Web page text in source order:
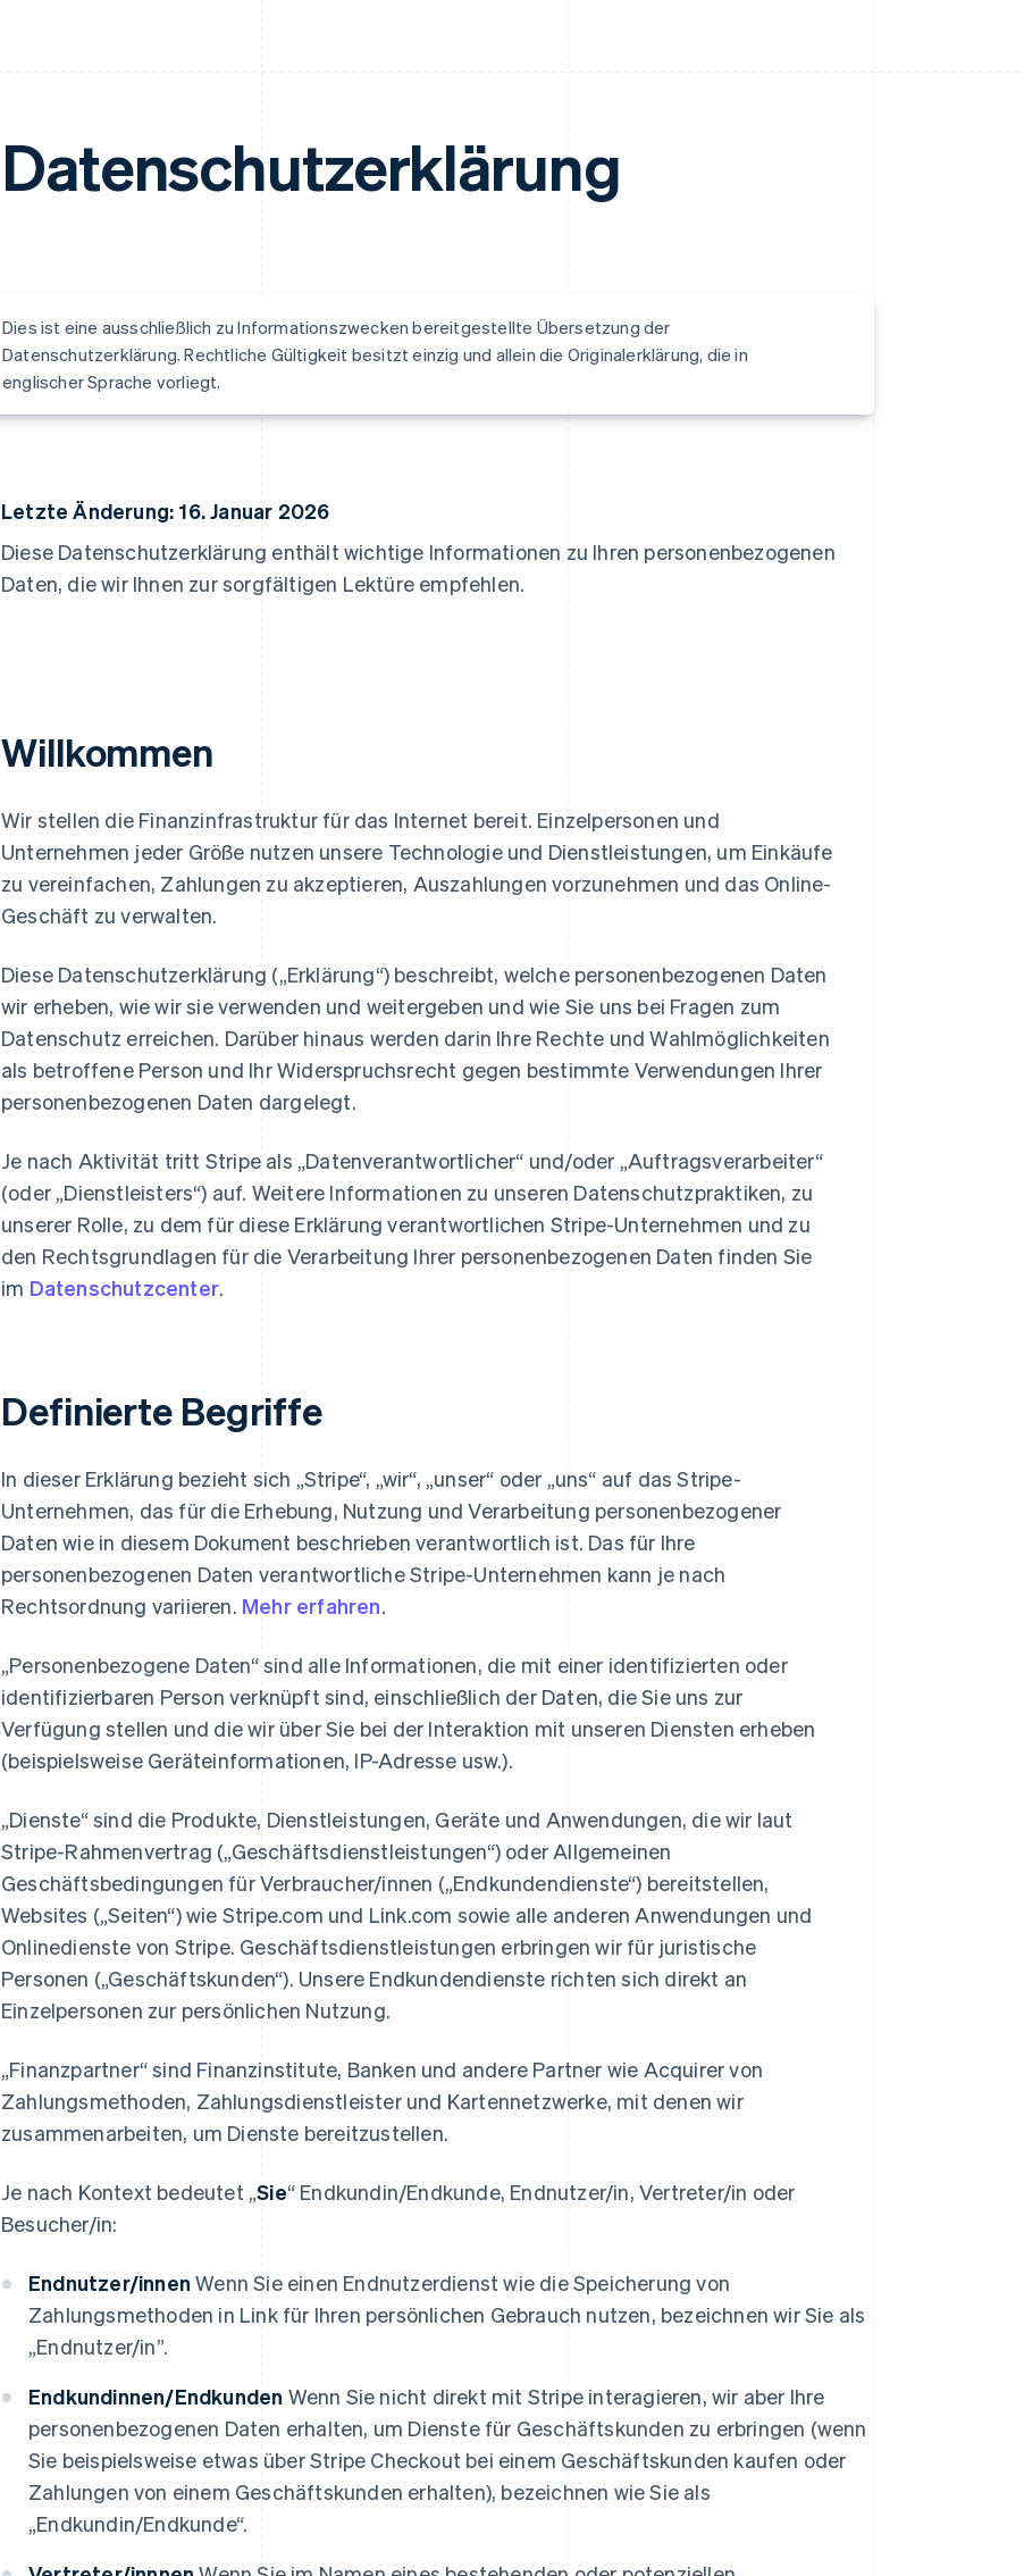
Datenschutzerklärung
Dies ist eine ausschließlich zu Informationszwecken bereitgestellte Übersetzung der
Datenschutzerklärung. Rechtliche Gültigkeit besitzt einzig und allein die Originalerklärung, die in
englischer Sprache vorliegt.
Letzte Änderung: 16. Januar 2026
Diese Datenschutzerklärung enthält wichtige Informationen zu Ihren personenbezogenen
Daten, die wir Ihnen zur sorgfältigen Lektüre empfehlen.
Willkommen
Wir stellen die Finanzinfrastruktur für das Internet bereit. Einzelpersonen und
Unternehmen jeder Größe nutzen unsere Technologie und Dienstleistungen, um Einkäufe
zu vereinfachen, Zahlungen zu akzeptieren, Auszahlungen vorzunehmen und das Online-
Geschäft zu verwalten.
Diese Datenschutzerklärung („Erklärung“) beschreibt, welche personenbezogenen Daten
wir erheben, wie wir sie verwenden und weitergeben und wie Sie uns bei Fragen zum
Datenschutz erreichen. Darüber hinaus werden darin Ihre Rechte und Wahlmöglichkeiten
als betroffene Person und Ihr Widerspruchsrecht gegen bestimmte Verwendungen Ihrer
personenbezogenen Daten dargelegt.
Je nach Aktivität tritt Stripe als „Datenverantwortlicher“ und/oder „Auftragsverarbeiter“
(oder „Dienstleisters“) auf. Weitere Informationen zu unseren Datenschutzpraktiken, zu
unserer Rolle, zu dem für diese Erklärung verantwortlichen Stripe-Unternehmen und zu
den Rechtsgrundlagen für die Verarbeitung Ihrer personenbezogenen Daten finden Sie
im Datenschutzcenter.
Definierte Begriffe
In dieser Erklärung bezieht sich „Stripe“, „wir“, „unser“ oder „uns“ auf das Stripe-
Unternehmen, das für die Erhebung, Nutzung und Verarbeitung personenbezogener
Daten wie in diesem Dokument beschrieben verantwortlich ist. Das für Ihre
personenbezogenen Daten verantwortliche Stripe-Unternehmen kann je nach
Rechtsordnung variieren. Mehr erfahren.
„Personenbezogene Daten“ sind alle Informationen, die mit einer identifizierten oder
identifizierbaren Person verknüpft sind, einschließlich der Daten, die Sie uns zur
Verfügung stellen und die wir über Sie bei der Interaktion mit unseren Diensten erheben
(beispielsweise Geräteinformationen, IP-Adresse usw.).
„Dienste“ sind die Produkte, Dienstleistungen, Geräte und Anwendungen, die wir laut
Stripe-Rahmenvertrag („Geschäftsdienstleistungen“) oder Allgemeinen
Geschäftsbedingungen für Verbraucher/innen („Endkundendienste“) bereitstellen,
Websites („Seiten“) wie Stripe.com und Link.com sowie alle anderen Anwendungen und
Onlinedienste von Stripe. Geschäftsdienstleistungen erbringen wir für juristische
Personen („Geschäftskunden“). Unsere Endkundendienste richten sich direkt an
Einzelpersonen zur persönlichen Nutzung.
„Finanzpartner“ sind Finanzinstitute, Banken und andere Partner wie Acquirer von
Zahlungsmethoden, Zahlungsdienstleister und Kartennetzwerke, mit denen wir
zusammenarbeiten, um Dienste bereitzustellen.
Je nach Kontext bedeutet „Sie“ Endkundin/Endkunde, Endnutzer/in, Vertreter/in oder
Besucher/in:
Endnutzer/innen Wenn Sie einen Endnutzerdienst wie die Speicherung von
Zahlungsmethoden in Link für Ihren persönlichen Gebrauch nutzen, bezeichnen wir Sie als
„Endnutzer/in”.
Endkundinnen/Endkunden Wenn Sie nicht direkt mit Stripe interagieren, wir aber Ihre
personenbezogenen Daten erhalten, um Dienste für Geschäftskunden zu erbringen (wenn
Sie beispielsweise etwas über Stripe Checkout bei einem Geschäftskunden kaufen oder
Zahlungen von einem Geschäftskunden erhalten), bezeichnen wie Sie als
„Endkundin/Endkunde“.